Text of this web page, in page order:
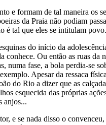
e formam de tal maneira os
da Praia não podiam
é tal que eles se intitulam
do início da
conhece. Ou então as ruas
numa fase, a bola perdia-se
Apesar da ressaca
do Rio a dizer que as
esquecida das próprias
anjos...
e se nada disso o